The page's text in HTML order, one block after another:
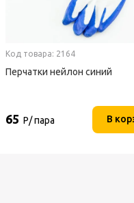
Код товара: 2164
Перчатки нейлон синий
65 Р/ пара В